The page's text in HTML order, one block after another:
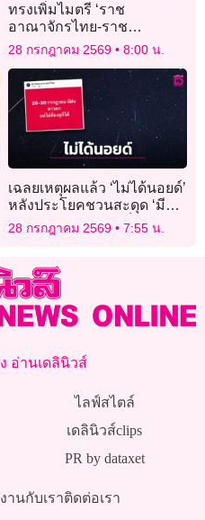
ทรงเพิ่มไมตรี ‘ราช
อาณาจักรไทย-ราช
อาณาจักรภูฏาน’
28 กรกฎาคม 2569 8:00 น.
เฉลยเหตุผลแล้ว ‘ไม่ได้นอยด์’
หลังประโยคชวนสะดุด ‘มีฝน
ดาวตก แต่ไม่ต้องดูก็ได้’
28 กรกฎาคม 2569 7:55 น.
อ่านเดลินิวส์
ไลฟ์สไตล์
เดลินิวส์clips
PR by dataxet
านกับเราติดต่อเรา